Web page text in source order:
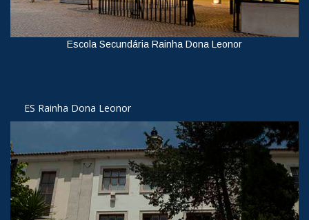
Escola Secundária Rainha Dona Leonor
ES Rainha Dona Leonor